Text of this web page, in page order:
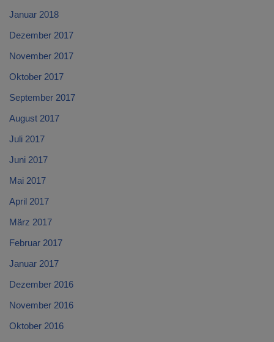
Januar 2018
Dezember 2017
November 2017
Oktober 2017
September 2017
August 2017
Juli 2017
Juni 2017
Mai 2017
April 2017
März 2017
Februar 2017
Januar 2017
Dezember 2016
November 2016
Oktober 2016